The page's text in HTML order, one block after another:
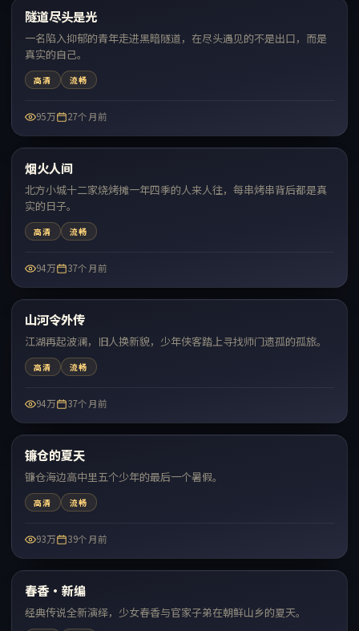
热门
隧道尽头是光
一名陷入抑郁的青年走进黑暗隧道，在尽头遇见的不是出口，而是
真实的自己。
高清 流畅
95万 27个月前
热门
烟火人间
北方小城十二家烧烤摊一年四季的人来人往，每串烤串背后都是真
实的日子。
高清 流畅
94万 37个月前
热门
山河令外传
江湖再起波澜，旧人换新貌，少年侠客踏上寻找师门遗孤的孤旅。
高清 流畅
94万 37个月前
热门
镰仓的夏天
镰仓海边高中里五个少年的最后一个暑假。
高清 流畅
93万 39个月前
热门
春香·新编
经典传说全新演绎，少女春香与官家子弟在朝鲜山乡的夏天。